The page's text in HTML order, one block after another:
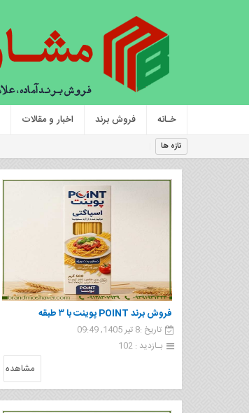
خـانه فروش برند اخبار و مقالات
تازه ها
فروش برند POINT پوينت با ۳ طبقه
استراتژیک
تاریخ :8 تیر 1405, 09:49
بـازدید : 102
مشاهده